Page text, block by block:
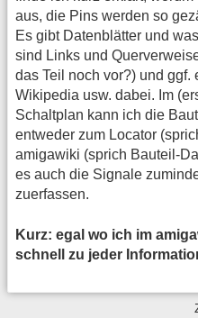
aus, die Pins werden so
Es gibt Datenblätter und
sind Links und
das Teil noch vor?) und ggf.
Wikipedia usw. dabei. Im
Schaltplan kann ich die
entweder zum Locator
amigawiki (sprich Bauteil-
es auch die Signale
zuerfassen.
Kurz: egal wo ich im
schnell zu jeder